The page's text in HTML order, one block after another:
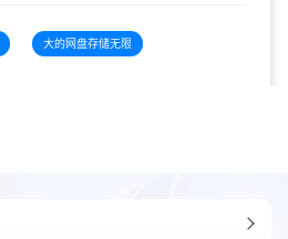
大的网盘存储无限